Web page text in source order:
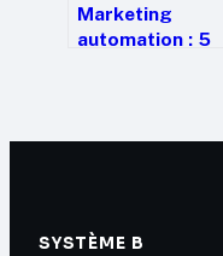
Marketing
automation : 5
14,5%
SYSTÈME B